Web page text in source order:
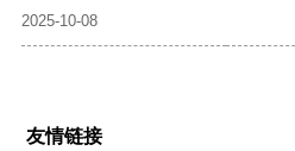
2025-10-08
友情链接